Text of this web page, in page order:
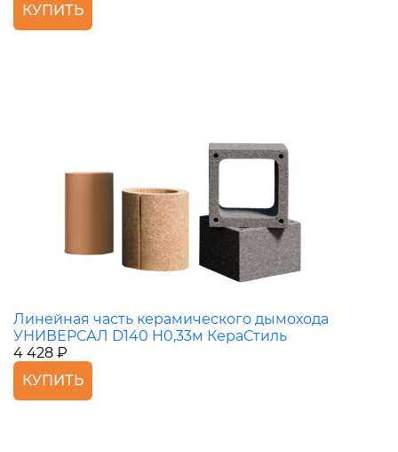
КУПИТЬ
Линейная часть керамического дымохода
УНИВЕРСАЛ D140 H0,33м КераСтиль
4 428 ₽
КУПИТЬ